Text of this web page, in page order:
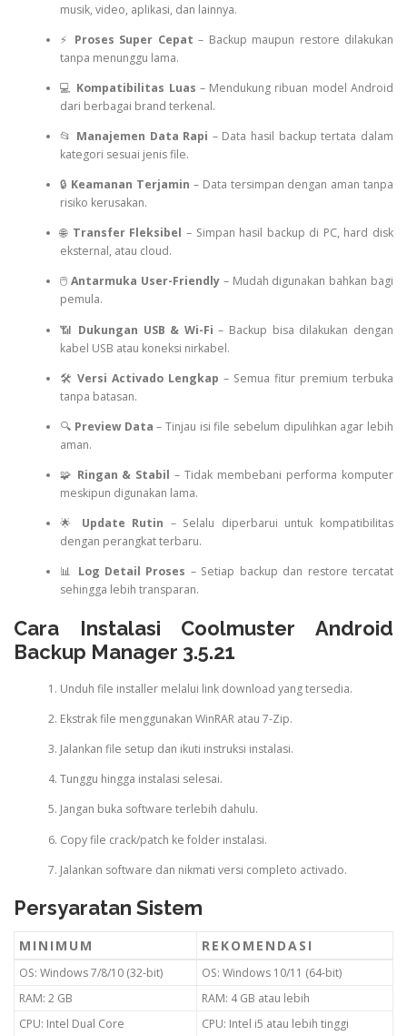
musik, video, aplikasi, dan lainnya.
⚡ Proses Super Cepat – Backup maupun restore dilakukan
tanpa menunggu lama.
💻 Kompatibilitas Luas – Mendukung ribuan model Android
dari berbagai brand terkenal.
📂 Manajemen Data Rapi – Data hasil backup tertata dalam
kategori sesuai jenis file.
🔒 Keamanan Terjamin – Data tersimpan dengan aman tanpa
risiko kerusakan.
🌐 Transfer Fleksibel – Simpan hasil backup di PC, hard disk
eksternal, atau cloud.
🖱️Antarmuka User-Friendly – Mudah digunakan bahkan bagi
pemula.
📶 Dukungan USB & Wi-Fi – Backup bisa dilakukan dengan
kabel USB atau koneksi nirkabel.
🛠️ Versi Activado Lengkap – Semua fitur premium terbuka
tanpa batasan.
🔍 Preview Data – Tinjau isi file sebelum dipulihkan agar lebih
aman.
🧩 Ringan & Stabil – Tidak membebani performa komputer
meskipun digunakan lama.
🌟 Update Rutin – Selalu diperbarui untuk kompatibilitas
dengan perangkat terbaru.
📊 Log Detail Proses – Setiap backup dan restore tercatat
sehingga lebih transparan.
Cara Instalasi Coolmuster Android
Backup Manager 3.5.21
Unduh file installer melalui link download yang tersedia.
Ekstrak file menggunakan WinRAR atau 7-Zip.
Jalankan file setup dan ikuti instruksi instalasi.
Tunggu hingga instalasi selesai.
Jangan buka software terlebih dahulu.
Copy file crack/patch ke folder instalasi.
Jalankan software dan nikmati versi completo activado.
Persyaratan Sistem
MINIMUM REKOMENDASI
OS: Windows 7/8/10 (32-bit)
OS: Windows 10/11 (64-bit)
RAM: 2 GB
RAM: 4 GB atau lebih
CPU: Intel Dual Core
CPU: Intel i5 atau lebih tinggi